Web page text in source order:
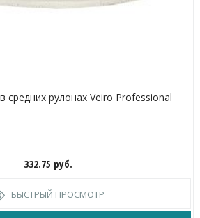
средних рулонах Veiro Professional
332.75 руб.
БЫСТРЫЙ ПРОСМОТР